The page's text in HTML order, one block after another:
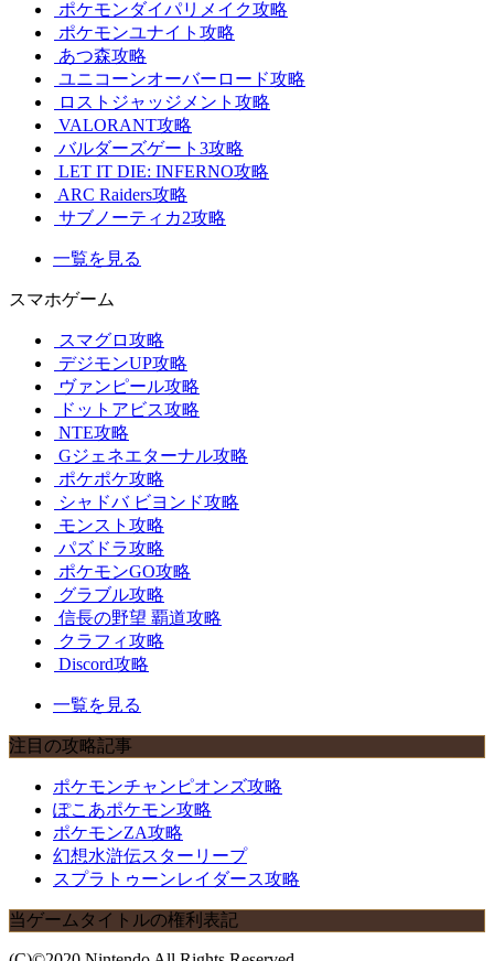
ポケモンダイパリメイク攻略
ポケモンユナイト攻略
あつ森攻略
ユニコーンオーバーロード攻略
ロストジャッジメント攻略
VALORANT攻略
バルダーズゲート3攻略
LET IT DIE: INFERNO攻略
ARC Raiders攻略
サブノーティカ2攻略
一覧を見る
スマホゲーム
スマグロ攻略
デジモンUP攻略
ヴァンピール攻略
ドットアビス攻略
NTE攻略
Gジェネエターナル攻略
ポケポケ攻略
シャドバ ビヨンド攻略
モンスト攻略
パズドラ攻略
ポケモンGO攻略
グラブル攻略
信長の野望 覇道攻略
クラフィ攻略
Discord攻略
一覧を見る
注目の攻略記事
ポケモンチャンピオンズ攻略
ぽこあポケモン攻略
ポケモンZA攻略
幻想水滸伝スターリープ
スプラトゥーンレイダース攻略
当ゲームタイトルの権利表記